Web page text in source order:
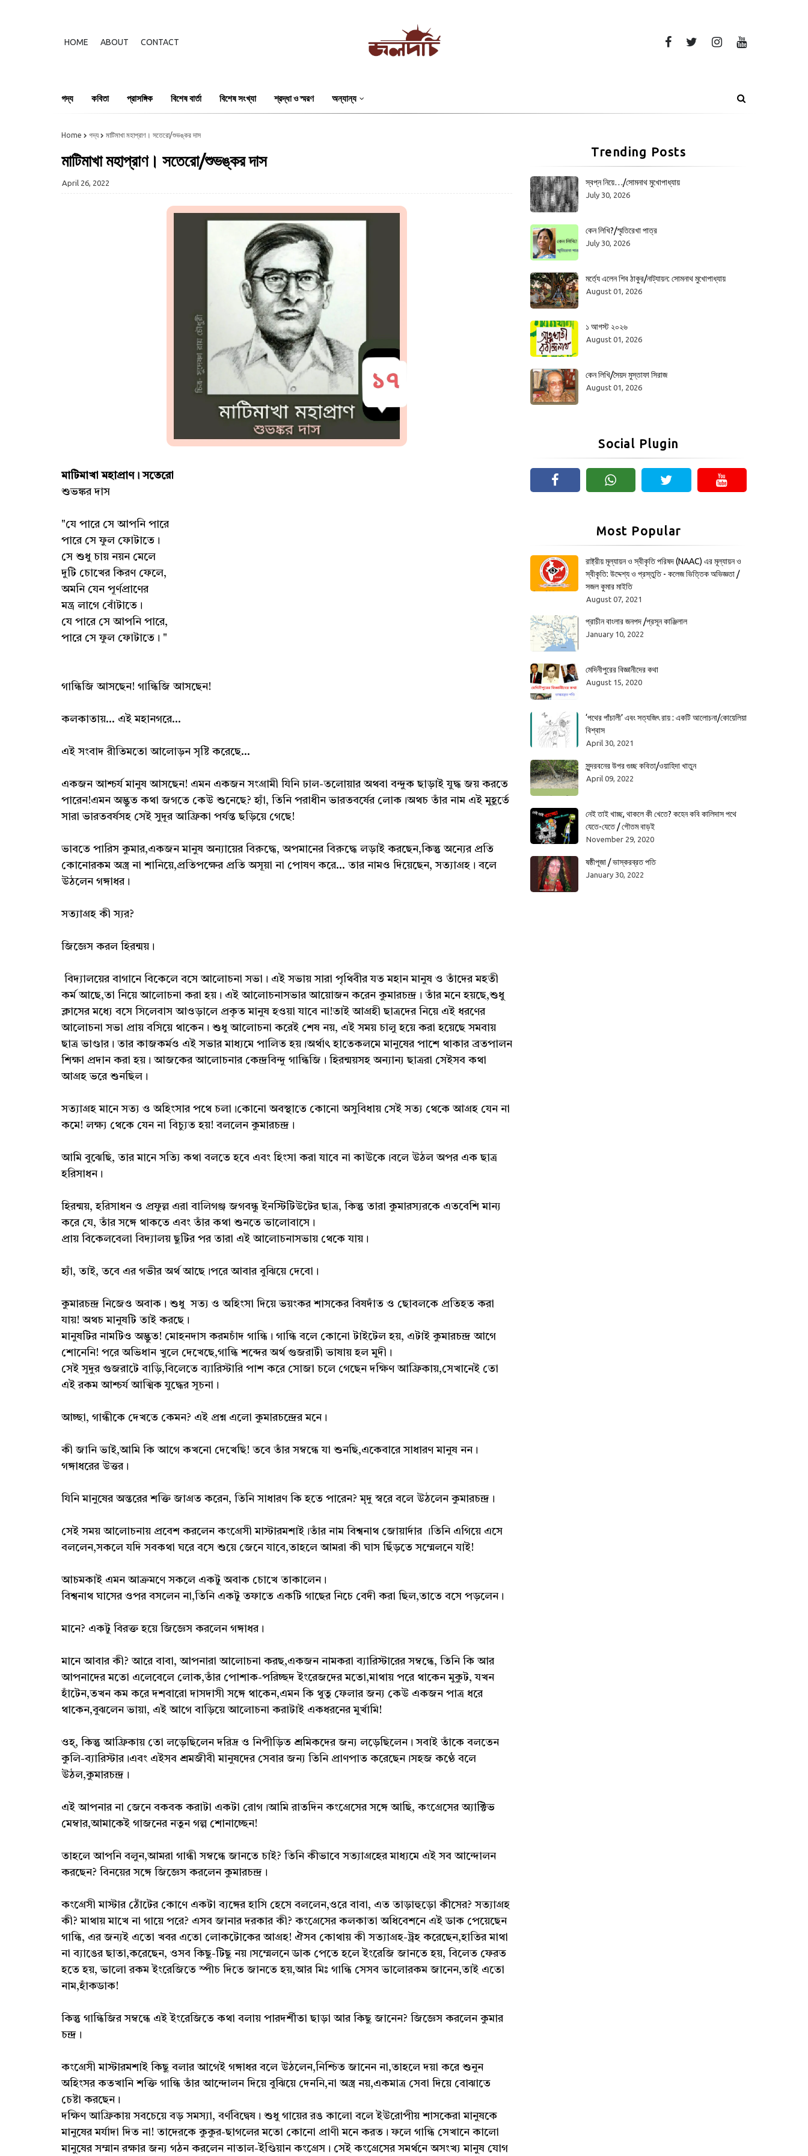
HOME ABOUT CONTACT
গদ্য কবিতা প্রাসঙ্গিক বিশেষ বার্তা বিশেষ সংখ্যা শ্রদ্ধা ও স্মরণ অন্যান্য
Home গদ্য মাটিমাখা মহাপ্রাণ। সতেরো/শুভঙ্কর দাস
মাটিমাখা মহাপ্রাণ। সতেরো/শুভঙ্কর দাস
April 26, 2022
মাটিমাখা মহাপ্রাণ। সতেরো
শুভঙ্কর দাস
"যে পারে সে আপনি পারে
পারে সে ফুল ফোটাতে।
সে শুধু চায় নয়ন মেলে
দুটি চোখের কিরণ ফেলে,
অমনি যেন পূর্ণপ্রাণের
মন্ত্র লাগে বোঁটাতে।
যে পারে সে আপনি পারে,
পারে সে ফুল ফোটাতে। "
গান্ধিজি আসছেন! গান্ধিজি আসছেন!
কলকাতায়... এই মহানগরে...
এই সংবাদ রীতিমতো আলোড়ন সৃষ্টি করেছে...
একজন আশ্চর্য মানুষ আসছেন! এমন একজন সংগ্রামী যিনি ঢাল-তলোয়ার অথবা বন্দুক ছাড়াই যুদ্ধ জয় করতে
পারেন!এমন অদ্ভুত কথা জগতে কেউ শুনেছে? হ্যাঁ, তিনি পরাধীন ভারতবর্ষের লোক।অথচ তাঁর নাম এই মুহূর্তে
সারা ভারতবর্ষসহ সেই সুদূর আফ্রিকা পর্যন্ত ছড়িয়ে গেছে!
ভাবতে পারিস কুমার,একজন মানুষ অন্যায়ের বিরুদ্ধে, অপমানের বিরুদ্ধে লড়াই করছেন,কিন্তু অন্যের প্রতি
কোনোরকম অস্ত্র না শানিয়ে,প্রতিপক্ষের প্রতি অসূয়া না পোষণ করে... তার নামও দিয়েছেন, সত্যাগ্রহ। বলে
উঠলেন গঙ্গাধর।
সত্যাগ্রহ কী স্যর?
জিজ্ঞেস করল হিরন্ময়।
বিদ্যালয়ের বাগানে বিকেলে বসে আলোচনা সভা। এই সভায় সারা পৃথিবীর যত মহান মানুষ ও তাঁদের মহতী
কর্ম আছে,তা নিয়ে আলোচনা করা হয়। এই আলোচনাসভার আয়োজন করেন কুমারচন্দ্র। তাঁর মনে হয়ছে,শুধু
ক্লাসের মধ্যে বসে সিলেবাস আওড়ালে প্রকৃত মানুষ হওয়া যাবে না!তাই আগ্রহী ছাত্রদের নিয়ে এই ধরণের
আলোচনা সভা প্রায় বসিয়ে থাকেন। শুধু আলোচনা করেই শেষ নয়, এই সময় চালু হয়ে করা হয়েছে সমবায়
ছাত্র ভাণ্ডার। তার কাজকর্মও এই সভার মাধ্যমে পালিত হয়।অর্থাৎ হাতেকলমে মানুষের পাশে থাকার ব্রতপালন
শিক্ষা প্রদান করা হয়। আজকের আলোচনার কেন্দ্রবিন্দু গান্ধিজি। হিরন্ময়সহ অন্যান্য ছাত্ররা সেইসব কথা
আগ্রহ ভরে শুনছিল।
সত্যাগ্রহ মানে সত্য ও অহিংসার পথে চলা।কোনো অবস্থাতে কোনো অসুবিধায় সেই সত্য থেকে আগ্রহ যেন না
কমে! লক্ষ্য থেকে যেন না বিচ্যুত হয়! বললেন কুমারচন্দ্র।
আমি বুঝেছি, তার মানে সত্যি কথা বলতে হবে এবং হিংসা করা যাবে না কাউকে।বলে উঠল অপর এক ছাত্র
হরিসাধন।
হিরন্ময়, হরিসাধন ও প্রফুল্ল এরা বালিগঞ্জ জগবন্ধু ইনস্টিটিউটের ছাত্র, কিন্তু তারা কুমারস্যরকে এতবেশি মান্য
করে যে, তাঁর সঙ্গে থাকতে এবং তাঁর কথা শুনতে ভালোবাসে।
প্রায় বিকেলবেলা বিদ্যালয় ছুটির পর তারা এই আলোচনাসভায় থেকে যায়।
হ্যাঁ, তাই, তবে এর গভীর অর্থ আছে।পরে আবার বুঝিয়ে দেবো।
কুমারচন্দ্র নিজেও অবাক। শুধু সত্য ও অহিংসা দিয়ে ভয়ংকর শাসকের বিষদাঁত ও ছোবলকে প্রতিহত করা
যায়! অথচ মানুষটি তাই করছে।
মানুষটির নামটিও অদ্ভুত! মোহনদাস করমচাঁদ গান্ধি। গান্ধি বলে কোনো টাইটেল হয়, এটাই কুমারচন্দ্র আগে
শোনেনি! পরে অভিধান খুলে দেখেছে,গান্ধি শব্দের অর্থ গুজরাটী ভাষায় হল মুদী।
সেই সূদুর গুজরাটে বাড়ি,বিলেতে ব্যারিস্টারি পাশ করে সোজা চলে গেছেন দক্ষিণ আফ্রিকায়,সেখানেই তো
এই রকম আশ্চর্য আত্মিক যুদ্ধের সূচনা।
আচ্ছা, গান্ধীকে দেখতে কেমন? এই প্রশ্ন এলো কুমারচন্দ্রের মনে।
কী জানি ভাই,আমি কি আগে কখনো দেখেছি! তবে তাঁর সম্বন্ধে যা শুনছি,একেবারে সাধারণ মানুষ নন।
গঙ্গাধরের উত্তর।
যিনি মানুষের অন্তরের শক্তি জাগ্রত করেন, তিনি সাধারণ কি হতে পারেন? মৃদু স্বরে বলে উঠলেন কুমারচন্দ্র।
সেই সময় আলোচনায় প্রবেশ করলেন কংগ্রেসী মাস্টারমশাই।তাঁর নাম বিশ্বনাথ জোয়ার্দার ।তিনি এগিয়ে এসে
বললেন,সকলে যদি সবকথা ঘরে বসে শুয়ে জেনে যাবে,তাহলে আমরা কী ঘাস ছিঁড়তে সম্মেলনে যাই!
আচমকাই এমন আক্রমণে সকলে একটু অবাক চোখে তাকালেন।
বিশ্বনাথ ঘাসের ওপর বসলেন না,তিনি একটু তফাতে একটি গাছের নিচে বেদী করা ছিল,তাতে বসে পড়লেন।
মানে? একটু বিরক্ত হয়ে জিজ্ঞেস করলেন গঙ্গাধর।
মানে আবার কী? আরে বাবা, আপনারা আলোচনা করছ,একজন নামকরা ব্যারিস্টারের সম্বন্ধে, তিনি কি আর
আপনাদের মতো এলেবেলে লোক,তাঁর পোশাক-পরিচ্ছদ ইংরেজদের মতো,মাথায় পরে থাকেন মুকুট, যখন
হাঁটেন,তখন কম করে দশবারো দাসদাসী সঙ্গে থাকেন,এমন কি থুতু ফেলার জন্য কেউ একজন পাত্র ধরে
থাকেন,বুঝলেন ভায়া, এই আগে বাড়িয়ে আলোচনা করাটাই একধরনের মুর্খামি!
ওহ্, কিন্তু আফ্রিকায় তো লড়েছিলেন দরিদ্র ও নিপীড়িত শ্রমিকদের জন্য লড়েছিলেন। সবাই তাঁকে বলতেন
কুলি-ব্যারিস্টার।এবং এইসব শ্রমজীবী মানুষদের সেবার জন্য তিনি প্রাণপাত করেছেন।সহজ কণ্ঠে বলে
উঠল,কুমারচন্দ্র।
এই আপনার না জেনে বকবক করাটা একটা রোগ।আমি রাতদিন কংগ্রেসের সঙ্গে আছি, কংগ্রেসের অ্যাক্টিভ
মেম্বার,আমাকেই গাজনের নতুন গল্প শোনাচ্ছেন!
তাহলে আপনি বলুন,আমরা গান্ধী সম্বন্ধে জানতে চাই? তিনি কীভাবে সত্যাগ্রহের মাধ্যমে এই সব আন্দোলন
করছেন? বিনয়ের সঙ্গে জিজ্ঞেস করলেন কুমারচন্দ্র।
কংগ্রেসী মাস্টার ঠোঁটের কোণে একটা ব্যঙ্গের হাসি হেসে বললেন,ওরে বাবা, এত তাড়াহুড়ো কীসের? সত্যাগ্রহ
কী? মাথায় মাখে না গায়ে পরে? এসব জানার দরকার কী? কংগ্রেসের কলকাতা অধিবেশনে এই ডাক পেয়েছেন
গান্ধি, এর জন্যই এতো খবর এতো লোকটোকের আগ্রহ! ঐসব কোথায় কী সত্যাগ্রহ-ট্রহ করেছেন,হাতির মাথা
না ব্যাঙের ছাতা,করেছেন, ওসব কিছু-টিছু নয়।সম্মেলনে ডাক পেতে হলে ইংরেজি জানতে হয়, বিলেত ফেরত
হতে হয়, ভালো রকম ইংরেজিতে স্পীচ দিতে জানতে হয়,আর মিঃ গান্ধি সেসব ভালোরকম জানেন,তাই এতো
নাম,হাঁকডাক!
কিন্তু গান্ধিজির সম্বন্ধে এই ইংরেজিতে কথা বলায় পারদর্শীতা ছাড়া আর কিছু জানেন? জিজ্ঞেস করলেন কুমার
চন্দ্র।
কংগ্রেসী মাস্টারমশাই কিছু বলার আগেই গঙ্গাধর বলে উঠলেন,নিশ্চিত জানেন না,তাহলে দয়া করে শুনুন
অহিংসর কতখানি শক্তি গান্ধি তাঁর আন্দোলন দিয়ে বুঝিয়ে দেননি,না অস্ত্র নয়,একমাত্র সেবা দিয়ে বোঝাতে
চেষ্টা করছেন।
দক্ষিণ আফ্রিকায় সবচেয়ে বড় সমস্যা, বর্ণবিদ্বেষ। শুধু গায়ের রঙ কালো বলে ইউরোপীয় শাসকেরা মানুষকে
মানুষের মর্যাদা দিত না! তাদেরকে কুকুর-ছাগলের মতো কোনো প্রাণী মনে করত। ফলে গান্ধি সেখানে কালো
মানুষের সম্মান রক্ষার জন্য গঠন করলেন নাতাল-ইণ্ডিয়ান কংগ্রেস। সেই কংগ্রেসের সমর্থনে অসংখ্য মানুষ যোগ
Trending Posts
স্বপ্ন নিয়ে…/সোমনাথ মুখোপাধ্যায়
July 30, 2026
কেন লিখি?/স্মৃতিরেখা পাত্র
July 30, 2026
মর্ত্যে এলেন শিব ঠাকুর/নাট্যায়ন: সোমনাথ মুখোপাধ্যায়
August 01, 2026
১ আগস্ট ২০২৬
August 01, 2026
কেন লিখি/সৈয়দ মুস্তাফা সিরাজ
August 01, 2026
Social Plugin
Most Popular
রাষ্ট্রীয় মূল্যায়ন ও স্বীকৃতি পরিষদ (NAAC) এর মূল্যায়ন ও
স্বীকৃতি: উদ্দেশ্য ও প্রস্তুতি - কলেজ ভিত্তিক অভিজ্ঞতা /
সজল কুমার মাইতি
August 07, 2021
প্রাচীন বাংলার জনপদ /প্রসূন কাঞ্জিলাল
January 10, 2022
মেদিনীপুরের বিজ্ঞানীদের কথা
August 15, 2020
‘পথের পাঁচালী’ এবং সত্যজিৎ রায় : একটি আলোচনা/কোয়েলিয়া
বিশ্বাস
April 30, 2021
সুন্দরবনের উপর গুচ্ছ কবিতা/ওয়াহিদা খাতুন
April 09, 2022
নেই তাই খাচ্ছ, থাকলে কী খেতে? কহেন কবি কালিদাস পথে
যেতে-যেতে / গৌতম বাড়ই
November 29, 2020
ষষ্ঠীপূজা / ভাস্করব্রত পতি
January 30, 2022